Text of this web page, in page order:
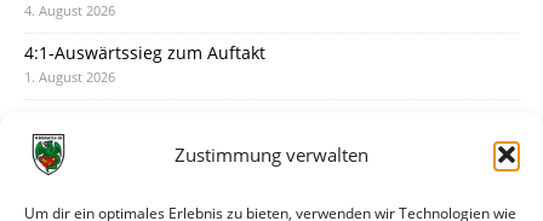
Zustimmung verwalten
Um dir ein optimales Erlebnis zu bieten, verwenden wir Technologien wie
4. August 2026
4:1-Auswärtssieg zum Auftakt
1. August 2026
31. Juli 2026
30. Juli 2026